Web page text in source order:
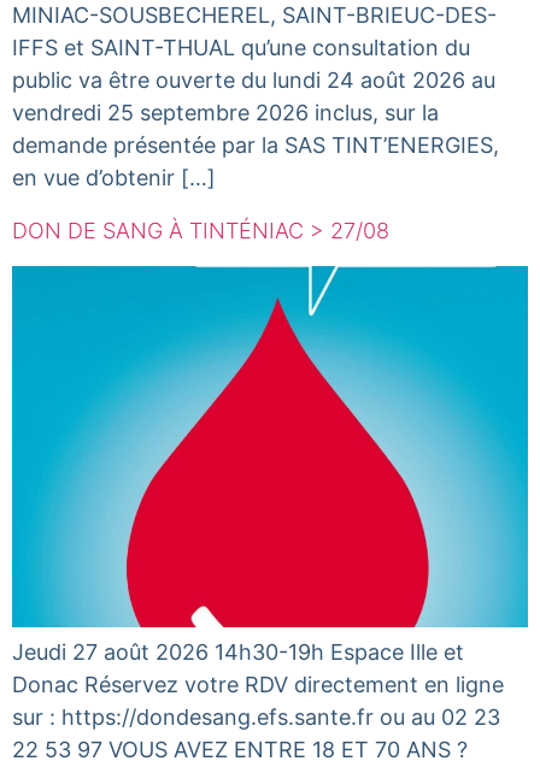
MINIAC-SOUSBECHEREL, SAINT-BRIEUC-DES-
IFFS et SAINT-THUAL qu’une consultation du
public va être ouverte du lundi 24 août 2026 au
vendredi 25 septembre 2026 inclus, sur la
demande présentée par la SAS TINT’ENERGIES,
en vue d’obtenir […]
DON DE SANG À TINTÉNIAC > 27/08
Jeudi 27 août 2026 14h30-19h Espace Ille et
Donac Réservez votre RDV directement en ligne
sur : https://dondesang.efs.sante.fr ou au 02 23
22 53 97 VOUS AVEZ ENTRE 18 ET 70 ANS ?